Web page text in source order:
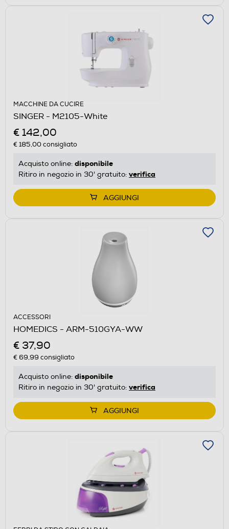
MACCHINE DA CUCIRE
SINGER - M2105-White
€ 142,00
€ 185,00consigliato
Acquisto online: disponibile
Ritiro in negozio in 30' gratuito: verifica
AGGIUNGI
ACCESSORI
HOMEDICS - ARM-510GYA-WW
€ 37,90
€ 69,99 consigliato
Acquisto online: disponibile
Ritiro in negozio in 30' gratuito: verifica
AGGIUNGI